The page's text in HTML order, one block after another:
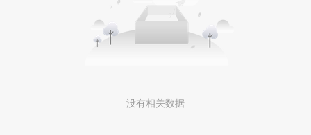
没有相关数据